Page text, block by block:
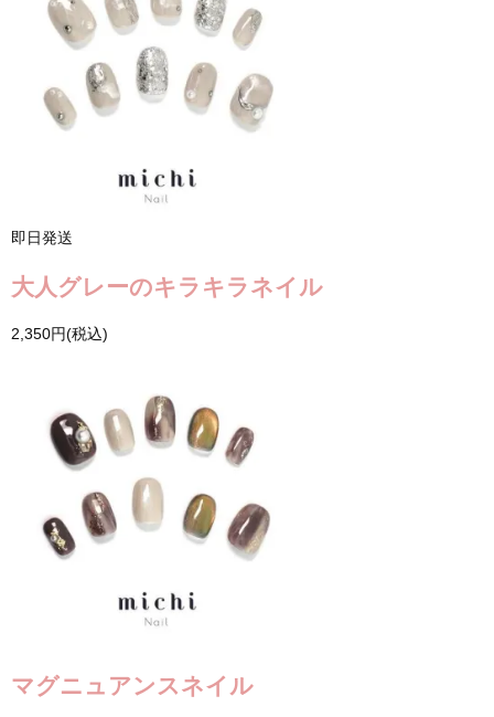
即日発送
大人グレーのキラキラネイル
2,350円(税込)
マグニュアンスネイル